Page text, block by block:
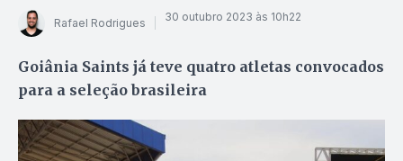
Rafael Rodrigues 30 outubro 2023 às 10h22
Goiânia Saints já teve quatro atletas convocados
para a seleção brasileira